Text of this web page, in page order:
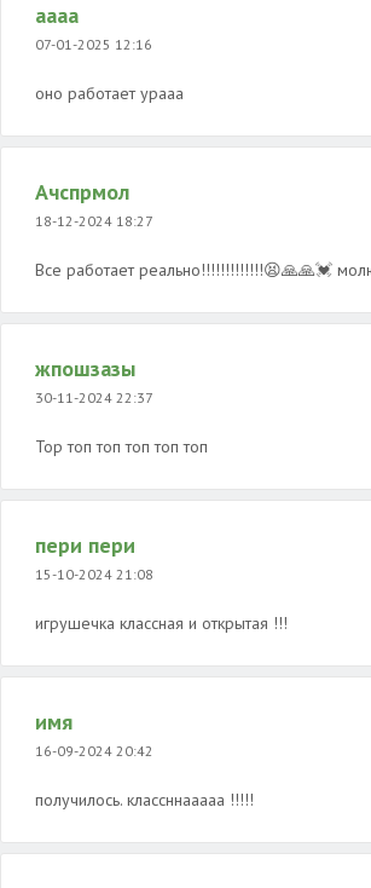
аааа
07-01-2025 12:16
оно работает урааа
Ачспрмол
18-12-2024 18:27
Все работает реально!!!!!!!!!!!!!😫🙏🙏💓
жпошзазы
30-11-2024 22:37
Top топ топ топ топ топ
пери пери
15-10-2024 21:08
игрушечка классная и открытая !!!
имя
16-09-2024 20:42
получилось. классннааааа !!!!!